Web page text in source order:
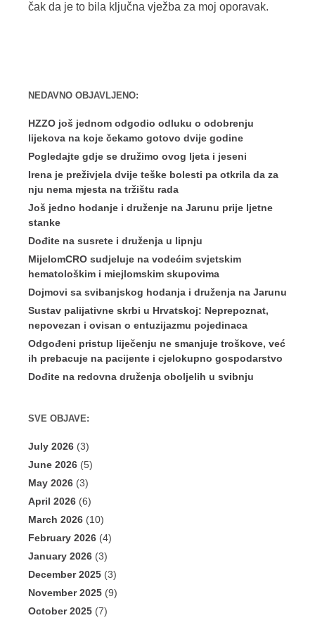
čak da je to bila ključna vježba za moj oporavak.
NEDAVNO OBJAVLJENO:
HZZO još jednom odgodio odluku o odobrenju
lijekova na koje čekamo gotovo dvije godine
Pogledajte gdje se družimo ovog ljeta i jeseni
Irena je preživjela dvije teške bolesti pa otkrila da za
nju nema mjesta na tržištu rada
Još jedno hodanje i druženje na Jarunu prije ljetne
stanke
Dođite na susrete i druženja u lipnju
MijelomCRO sudjeluje na vodećim svjetskim
hematološkim i miejlomskim skupovima
Dojmovi sa svibanjskog hodanja i druženja na Jarunu
Sustav palijativne skrbi u Hrvatskoj: Neprepoznat,
nepovezan i ovisan o entuzijazmu pojedinaca
Odgođeni pristup liječenju ne smanjuje troškove, već
ih prebacuje na pacijente i cjelokupno gospodarstvo
Dođite na redovna druženja oboljelih u svibnju
SVE OBJAVE:
July 2026 (3)
June 2026 (5)
May 2026 (3)
April 2026 (6)
March 2026 (10)
February 2026 (4)
January 2026 (3)
December 2025 (3)
November 2025 (9)
October 2025 (7)